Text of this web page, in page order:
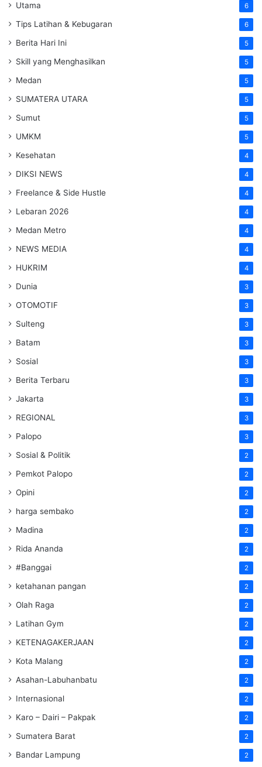
Utama 6
Tips Latihan & Kebugaran 6
Berita Hari Ini 5
Skill yang Menghasilkan 5
Medan 5
SUMATERA UTARA 5
Sumut 5
UMKM 5
Kesehatan 4
DIKSI NEWS 4
Freelance & Side Hustle 4
Lebaran 2026 4
Medan Metro 4
NEWS MEDIA 4
HUKRIM 4
Dunia 3
OTOMOTIF 3
Sulteng 3
Batam 3
Sosial 3
Berita Terbaru 3
Jakarta 3
REGIONAL 3
Palopo 3
Sosial & Politik 2
Pemkot Palopo 2
Opini 2
harga sembako 2
Madina 2
Rida Ananda 2
#Banggai 2
ketahanan pangan 2
Olah Raga 2
Latihan Gym 2
KETENAGAKERJAAN 2
Kota Malang 2
Asahan-Labuhanbatu 2
Internasional 2
Karo – Dairi – Pakpak 2
Sumatera Barat 2
Bandar Lampung 2